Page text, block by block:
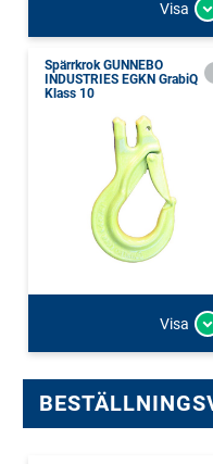
Visa
Spärrkrok GUNNEBO
INDUSTRIES EGKN GrabiQ
Klass 10
Visa